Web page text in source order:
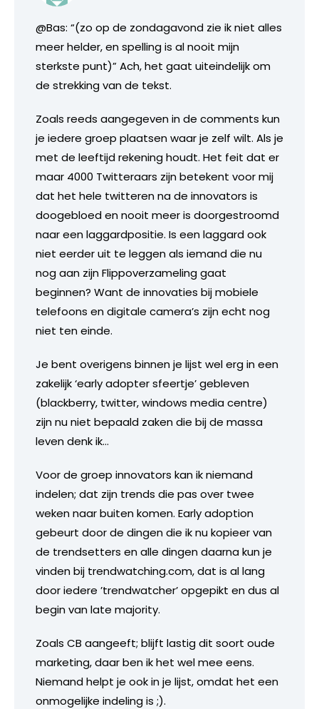
@Bas: “(zo op de zondagavond zie ik niet alles
meer helder, en spelling is al nooit mijn
sterkste punt)” Ach, het gaat uiteindelijk om
de strekking van de tekst.
Zoals reeds aangegeven in de comments kun
je iedere groep plaatsen waar je zelf wilt. Als je
met de leeftijd rekening houdt. Het feit dat er
maar 4000 Twitteraars zijn betekent voor mij
dat het hele twitteren na de innovators is
doogebloed en nooit meer is doorgestroomd
naar een laggardpositie. Is een laggard ook
niet eerder uit te leggen als iemand die nu
nog aan zijn Flippoverzameling gaat
beginnen? Want de innovaties bij mobiele
telefoons en digitale camera’s zijn echt nog
niet ten einde.
Je bent overigens binnen je lijst wel erg in een
zakelijk ‘early adopter sfeertje’ gebleven
(blackberry, twitter, windows media centre)
zijn nu niet bepaald zaken die bij de massa
leven denk ik…
Voor de groep innovators kan ik niemand
indelen; dat zijn trends die pas over twee
weken naar buiten komen. Early adoption
gebeurt door de dingen die ik nu kopieer van
de trendsetters en alle dingen daarna kun je
vinden bij trendwatching.com, dat is al lang
door iedere ’trendwatcher’ opgepikt en dus al
begin van late majority.
Zoals CB aangeeft; blijft lastig dit soort oude
marketing, daar ben ik het wel mee eens.
Niemand helpt je ook in je lijst, omdat het een
onmogelijke indeling is ;).